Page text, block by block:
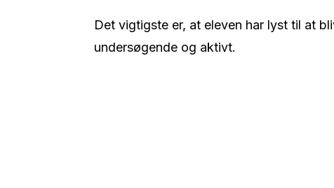
Det vigtigste er, at eleven har lyst til at
undersøgende og aktivt.